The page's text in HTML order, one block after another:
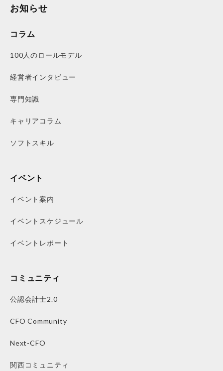
お知らせ
コラム
100人のロールモデル
経営者インタビュー
専門知識
キャリアコラム
ソフトスキル
イベント
イベント案内
イベントスケジュール
イベントレポート
コミュニティ
公認会計士2.0
CFO Community
Next-CFO
関西コミュニティ